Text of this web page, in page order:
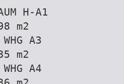
H-A1
m2
A3
m2
A4